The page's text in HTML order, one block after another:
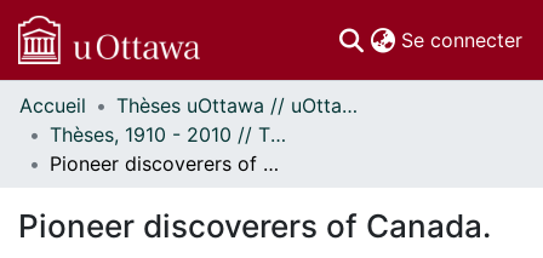
Se connecter
Communautés
et collections
Parcourir
À propos
Accueil
Thèses uOttawa // uOttawa Theses
Thèses, 1910 - 2010 // Theses, 1910 - 2010
Pioneer discoverers of Canada.
Pioneer discoverers of Canada.